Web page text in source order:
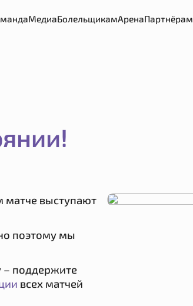
МедиаБолельщикамАренаПартнёрам
матче выступают
поэтому мы
– поддержите
всех матчей